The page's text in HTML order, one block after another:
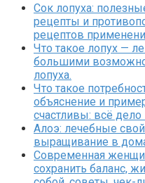
Сок лопуха:
рецепты и
рецептов
Что такое лопух —
большими
лопуха.
Что такое
объяснение и
счастливы: всё дело
Алоэ: лечебные
выращивание в
Современная
сохранить баланс,